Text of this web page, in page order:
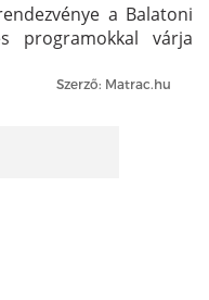
a Balatoni
programokkal várja
Szerző: Matrac.hu